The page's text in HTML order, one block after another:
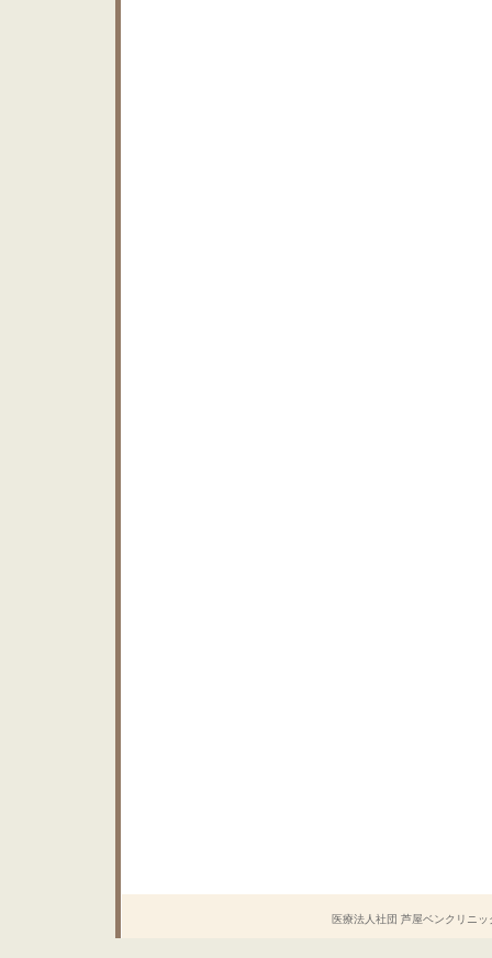
医療法人社団 芦屋ベンクリニ